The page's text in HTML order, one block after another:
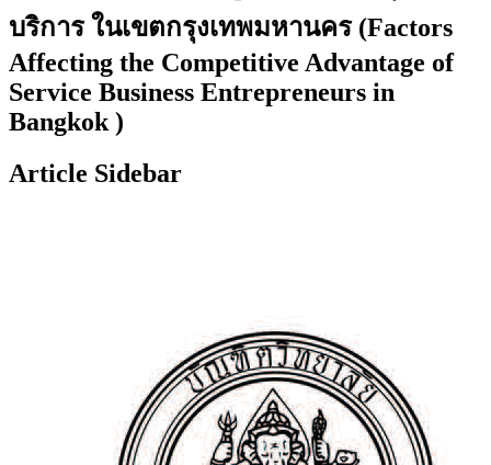
บริการ ในเขตกรุงเทพมหานคร (Factors
Affecting the Competitive Advantage of
Service Business Entrepreneurs in
Bangkok )
Article Sidebar